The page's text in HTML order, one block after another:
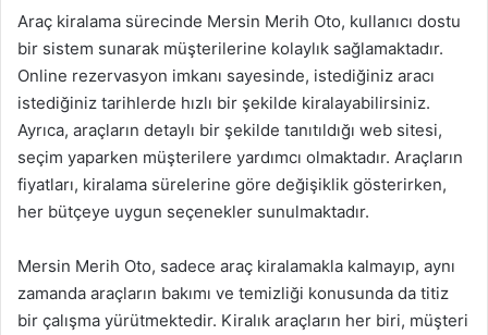
Araç kiralama sürecinde Mersin Merih Oto, kullanıcı dostu
bir sistem sunarak müşterilerine kolaylık sağlamaktadır.
Online rezervasyon imkanı sayesinde, istediğiniz aracı
istediğiniz tarihlerde hızlı bir şekilde kiralayabilirsiniz.
Ayrıca, araçların detaylı bir şekilde tanıtıldığı web sitesi,
seçim yaparken müşterilere yardımcı olmaktadır. Araçların
fiyatları, kiralama sürelerine göre değişiklik gösterirken,
her bütçeye uygun seçenekler sunulmaktadır.
Mersin Merih Oto, sadece araç kiralamakla kalmayıp, aynı
zamanda araçların bakımı ve temizliği konusunda da titiz
bir çalışma yürütmektedir. Kiralık araçların her biri, müşteri